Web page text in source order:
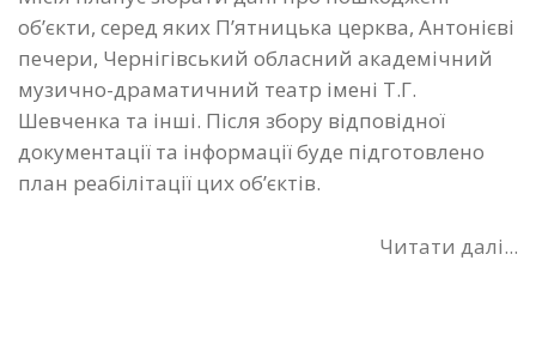
об’єкти, серед яких П’ятницька церква, Антонієві
печери, Чернігівський обласний академічний
музично-драматичний театр імені Т.Г.
Шевченка та інші. Після збору відповідної
документації та інформації буде підготовлено
план реабілітації цих об’єктів.
Читати далі...